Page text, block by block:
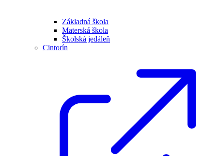
Základná škola
Materská škola
Školská jedáleň
Cintorín